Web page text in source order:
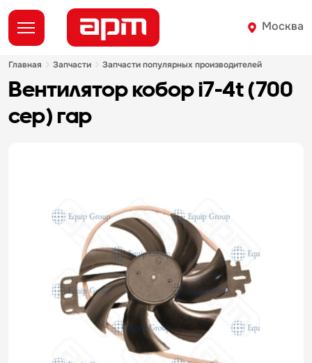
Москва
главная запчасти запчасти популярных производителей
вентилятор кобор i7-4t (700
сер) гар